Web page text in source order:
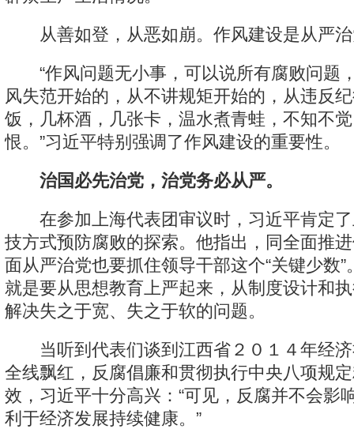
从善如登，从恶如崩。作风建设是从严治
“作风问题无小事，可以说所有腐败问题
风失范开始的，从不讲规矩开始的，从违反
饭，几杯酒，几张卡，温水煮青蛙，不知不
恨。”习近平特别强调了作风建设的重要性。
治国必先治党，治党务必从严。
在参加上海代表团审议时，习近平肯定了
技方式预防腐败的探索。他指出，同全面推
面从严治党也要抓住领导干部这个“关键少数
就是要从思想教育上严起来，从制度设计和
解决失之于宽、失之于软的问题。
当听到代表们谈到江西省２０１４年经济
全线飘红，反腐倡廉和贯彻执行中央八项规
效，习近平十分高兴：“可见，反腐并不会影
利于经济发展持续健康。”